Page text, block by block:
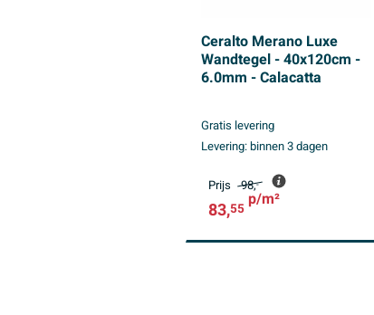
Ceralto Merano Luxe
Wandtegel - 40x120cm -
6.0mm - Calacatta
Gratis levering
Levering:binnen 3 dagen
Prijs 98,-
83,55 p/m²